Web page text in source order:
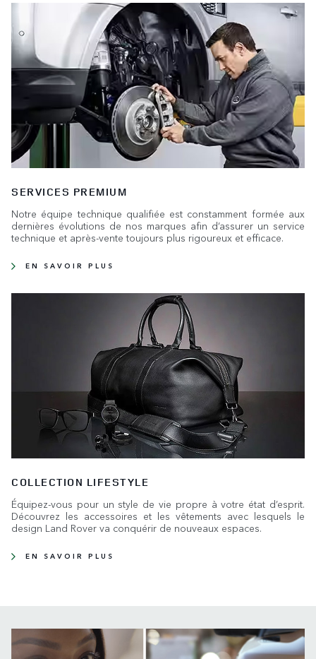
SERVICES PREMIUM
Notre équipe technique qualifiée est constamment formée aux
dernières évolutions de nos marques afin d’assurer un service
technique et après-vente toujours plus rigoureux et efficace.
EN SAVOIR PLUS
COLLECTION LIFESTYLE
Équipez-vous pour un style de vie propre à votre état d’esprit.
Découvrez les accessoires et les vêtements avec lesquels le
design Land Rover va conquérir de nouveaux espaces.
EN SAVOIR PLUS